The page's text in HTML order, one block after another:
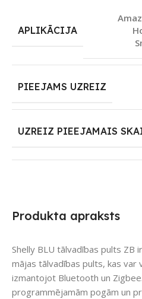
Produkta apraksts
Shelly BLU tālvadības pults ZB
mājas tālvadības pults, kas var
izmantojot Bluetooth un
programmējamām pogām un
APLIKĀCIJA
PIEEJAMS UZREIZ
UZREIZ PIEEJAMAIS